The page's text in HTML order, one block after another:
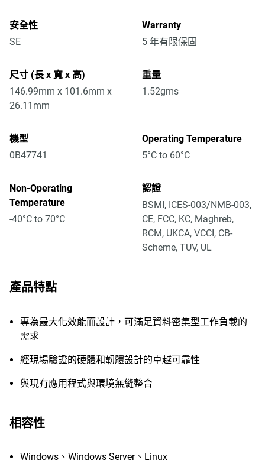
安全性
SE
Warranty
5 年有限保固
尺寸 (長 x 寬 x 高)
146.99mm x 101.6mm x
26.11mm
重量
1.52gms
機型
0B47741
Operating Temperature
5°C to 60°C
Non-Operating
Temperature
-40°C to 70°C
認證
BSMI, ICES-003/NMB-003,
CE, FCC, KC, Maghreb,
RCM, UKCA, VCCI, CB-
Scheme, TUV, UL
產品特點
專為最大化效能而設計，可滿足資料密集型工作負載的
需求
經現場驗證的硬體和韌體設計的卓越可靠性
與現有應用程式與環境無縫整合
相容性
Windows、Windows Server、Linux